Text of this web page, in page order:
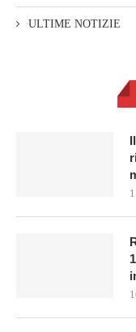
ULTIME NOTIZIE